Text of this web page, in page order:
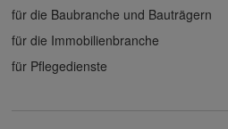
für die Baubranche und Bauträgern
für die Immobilienbranche
für Pflegedienste